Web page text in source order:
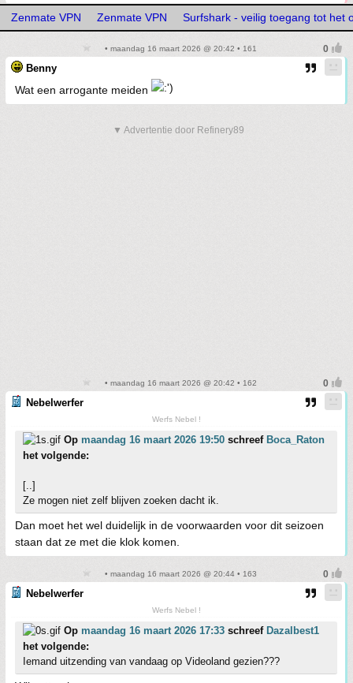
Zenmate VPN Zenmate VPN Surfshark - veilig toegang tot het
• maandag 16 maart 2026 @ 20:42 • 161
Benny
Wat een arrogante meiden
▼ Advertentie door Refinery89
• maandag 16 maart 2026 @ 20:42 • 162
Nebelwerfer
Werfs Nebel !
Op maandag 16 maart 2026 19:50 schreef Boca_Raton
het volgende:
[..]
Ze mogen niet zelf blijven zoeken dacht ik.
Dan moet het wel duidelijk in de voorwaarden voor dit seizoen
staan dat ze met die klok komen.
• maandag 16 maart 2026 @ 20:44 • 163
Nebelwerfer
Werfs Nebel !
Op maandag 16 maart 2026 17:33 schreef Dazalbest1
het volgende:
Iemand uitzending van vandaag op Videoland gezien???